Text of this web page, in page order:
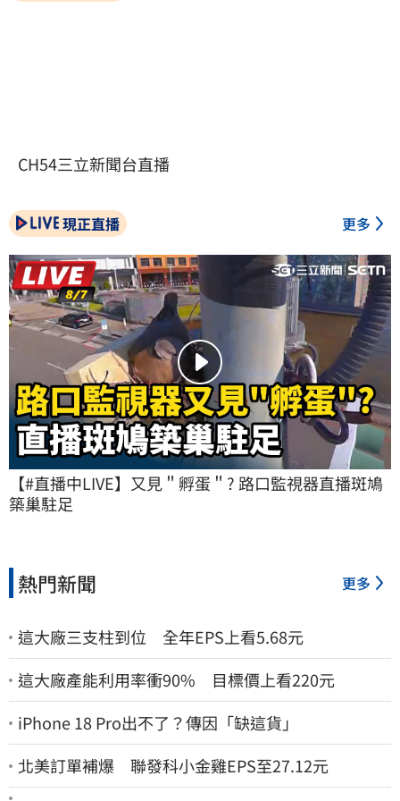
CH54三立新聞台直播
現正直播 更多
【#直播中LIVE】又見＂孵蛋＂? 路口監視器直播斑鳩
築巢駐足
熱門新聞 更多
這大廠三支柱到位 全年EPS上看5.68元
這大廠產能利用率衝90% 目標價上看220元
iPhone 18 Pro出不了？傳因「缺這貨」
北美訂單補爆 聯發科小金雞EPS至27.12元